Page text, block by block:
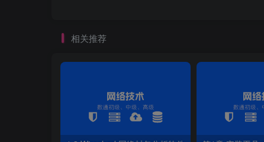
相关推荐